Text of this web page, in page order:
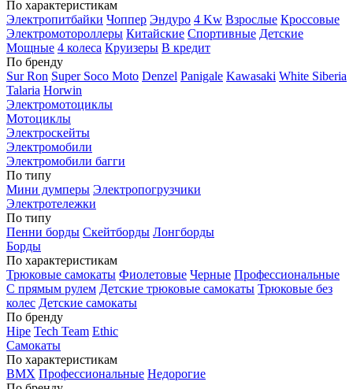
По характеристикам
Электропитбайки Чоппер Эндуро 4 Kw Взрослые Кроссовые
Электромотороллеры Китайские Спортивные Детские
Мощные 4 колеса Круизеры В кредит
По бренду
Sur Ron Super Soco Moto Denzel Panigale Kawasaki White Siberia
Talaria Horwin
Электромотоциклы
Мотоциклы
Электроскейты
Электромобили
Электромобили багги
По типу
Мини думперы Электропогрузчики
Электротележки
По типу
Пенни борды Скейтборды Лонгборды
Борды
По характеристикам
Трюковые самокаты Фиолетовые Черные Профессиональные
С прямым рулем Детские трюковые самокаты Трюковые без
колес Детские самокаты
По бренду
Hipe Tech Team Ethic
Самокаты
По характеристикам
BMX Профессиональные Недорогие